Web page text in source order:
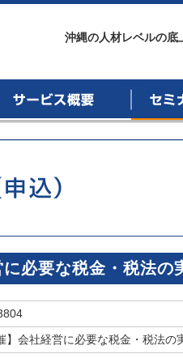
沖縄の人材レベルの底
に必要な税金・税法
】会社経営に必要な税金・税法の